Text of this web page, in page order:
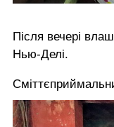
Після вечері
Нью-Делі.